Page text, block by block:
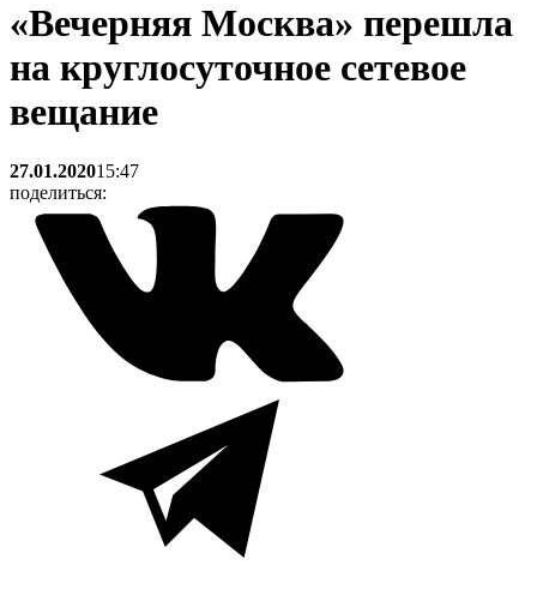
«Вечерняя Москва» перешла
на круглосуточное сетевое
вещание
27.01.202015:47
поделиться: